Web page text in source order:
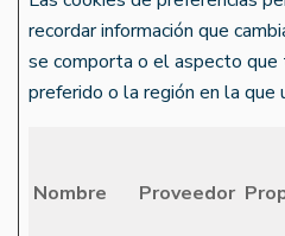
recordar información que
se comporta o el aspecto que
preferido o la región en la que
Nombre Proveedor